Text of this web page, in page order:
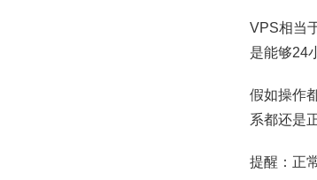
VPS相当
是能够24
假如操作
系都还是
提醒：正